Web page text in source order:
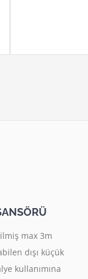
max 3m
dışı küçük
kullanımına